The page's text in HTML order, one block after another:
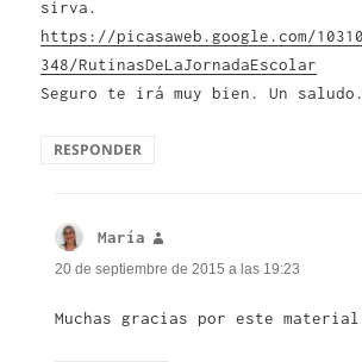
sirva.
https://picasaweb.google.com/
348/RutinasDeLaJornadaEscolar
Seguro te irá muy bien. Un saludo.
RESPONDER
María
20 de septiembre de 2015 a las 19:23
Muchas gracias por este